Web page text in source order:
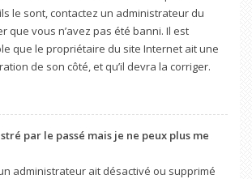
le sont, contactez un administrateur du
que vous n’avez pas été banni. Il est
que le propriétaire du site Internet ait une
de son côté, et qu’il devra la corriger.
par le passé mais je ne peux plus me
administrateur ait désactivé ou supprimé